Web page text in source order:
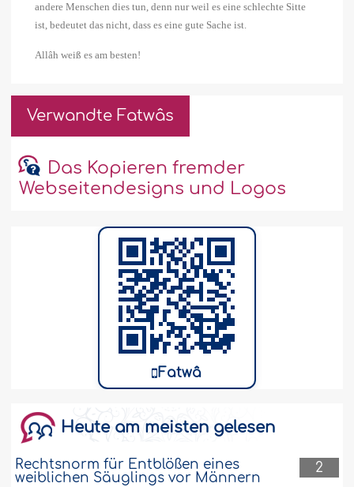
andere Menschen dies tun, denn nur weil es eine schlechte Sitte
ist, bedeutet das nicht, dass es eine gute Sache ist.
Allâh weiß es am besten!
Verwandte Fatwâs
Das Kopieren fremder
Webseitendesigns und Logos
Fatwâ
Heute am meisten gelesen
2
Rechtsnorm für Entblößen eines
weiblichen Säuglings vor Männern